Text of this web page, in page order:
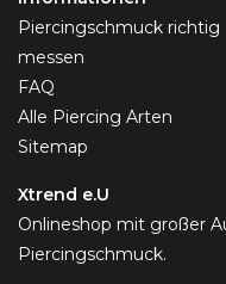
Piercingschmuck richtig
messen
FAQ
Alle Piercing Arten
Sitemap
Xtrend e.U
Onlineshop mit großer
Piercingschmuck.